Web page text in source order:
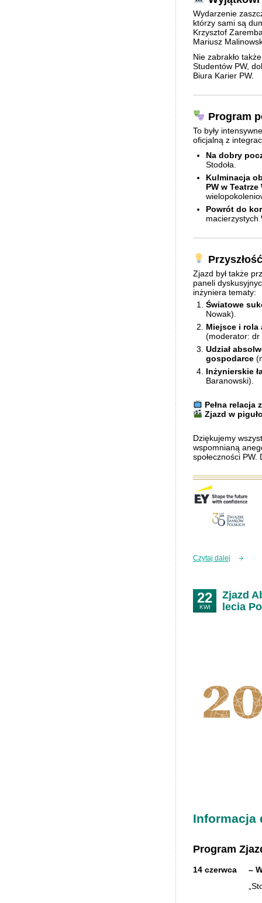
Wydarzenie
którzy sami są
Krzysztof
Mariusz
Nie zabrakło
Studentów PW,
Biura Karier PW.
Program
To były
oficjalną z
Na dobry
Stodoła.
Kulminacja
PW w
Powrót do
macierzystych
Zjazd był także
paneli
inżyniera tematy:
Światowe
Nowak).
Miejsce i rola
(moderator: dr
Udział
gospodarce
Inżynierskie
Baranowski).
Pełna
Zjazd w
Dziękujemy
wspomnianą
społeczności
Czytaj dalej
22
KWI
Zjazd
lecia
Informacja
Program
14 czerwca
–